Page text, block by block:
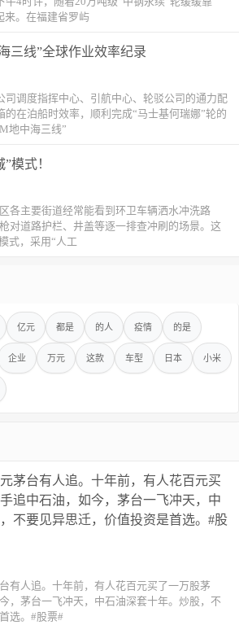
来。在福建省罗屿
三线”全球作业效率纪录
司调度指挥中心、引航中心、轮驳公司的通力配
的在泊船时效率，顺利完成“马士基何瑞娜”轮的
地中海三线”
模式！
各主要街道经常能看到环卫车辆洒水冲洗路
对道路护栏、井盖等逐一排查冲刷的场景。这
式，采用“人工
亿元 都是 的人 疫情 的是
企业 万元 这款 车型 日本 小米
茅台有人追。十年前，有人花百元买
追中石油，如今，茅台一飞冲天，中
不要见异思迁，价值投资是首选。#股
有人追。十年前，有人花百元买了一万股茅
，茅台一飞冲天，中石油深套十年。炒股，不
选。#股票#